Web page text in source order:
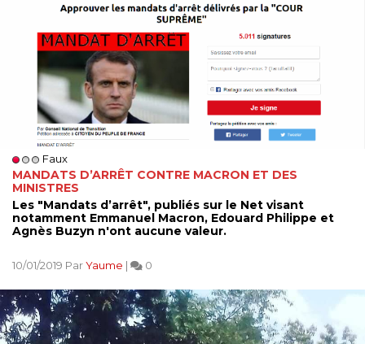
Faux
MANDATS D’ARRÊT CONTRE MACRON ET DES
MINISTRES
Les "Mandats d’arrêt", publiés sur le Net visant
notamment Emmanuel Macron, Edouard Philippe et
Agnès Buzyn n'ont aucune valeur.
10/01/2019 ParYaume | 0